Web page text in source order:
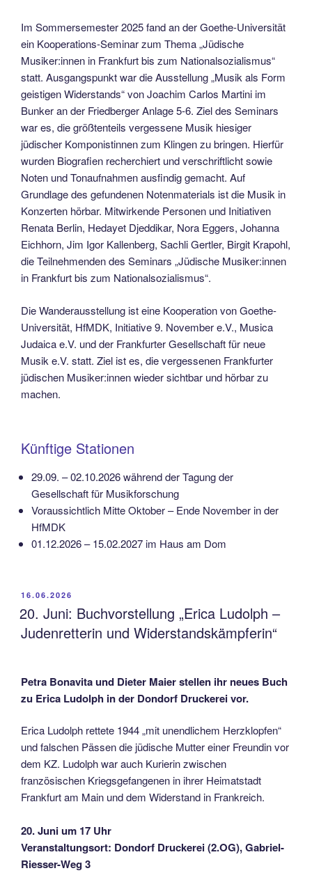
Im Sommersemester 2025 fand an der Goethe-Universität
ein Kooperations-Seminar zum Thema „Jüdische
Musiker:innen in Frankfurt bis zum Nationalsozialismus“
statt. Ausgangspunkt war die Ausstellung „Musik als Form
geistigen Widerstands“ von Joachim Carlos Martini im
Bunker an der Friedberger Anlage 5-6. Ziel des Seminars
war es, die größtenteils vergessene Musik hiesiger
jüdischer Komponistinnen zum Klingen zu bringen. Hierfür
wurden Biografien recherchiert und verschriftlicht sowie
Noten und Tonaufnahmen ausfindig gemacht. Auf
Grundlage des gefundenen Notenmaterials ist die Musik in
Konzerten hörbar. Mitwirkende Personen und Initiativen
Renata Berlin, Hedayet Djeddikar, Nora Eggers, Johanna
Eichhorn, Jim Igor Kallenberg, Sachli Gertler, Birgit Krapohl,
die Teilnehmenden des Seminars „Jüdische Musiker:innen
in Frankfurt bis zum Nationalsozialismus“.
Die Wanderausstellung ist eine Kooperation von Goethe-
Universität, HfMDK, Initiative 9. November e.V., Musica
Judaica e.V. und der Frankfurter Gesellschaft für neue
Musik e.V. statt. Ziel ist es, die vergessenen Frankfurter
jüdischen Musiker:innen wieder sichtbar und hörbar zu
machen.
Künftige Stationen
29.09. – 02.10.2026 während der Tagung der
Gesellschaft für Musikforschung
Voraussichtlich Mitte Oktober – Ende November in der
HfMDK
01.12.2026 – 15.02.2027 im Haus am Dom
VERÖFFENTLICHT
16.06.2026
20. Juni: Buchvorstellung „Erica Ludolph –
Judenretterin und Widerstandskämpferin“
Petra Bonavita und Dieter Maier stellen ihr neues Buch
zu Erica Ludolph in der Dondorf Druckerei vor.
Erica Ludolph rettete 1944 „mit unendlichem Herzklopfen“
und falschen Pässen die jüdische Mutter einer Freundin vor
dem KZ. Ludolph war auch Kurierin zwischen
französischen Kriegsgefangenen in ihrer Heimatstadt
Frankfurt am Main und dem Widerstand in Frankreich.
20. Juni um 17 Uhr
Veranstaltungsort: Dondorf Druckerei (2.OG), Gabriel-
Riesser-Weg 3